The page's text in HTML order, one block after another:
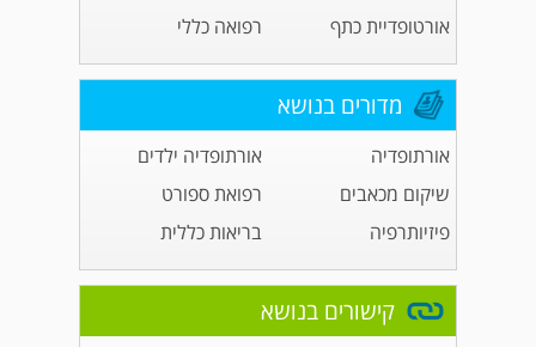
אורטופדיית כתף
רפואה כללי
מדורים בנושא
אורתופדיה
אורתופדיה ילדים
שיקום מכאבים
רפואת ספורט
פיזיותרפיה
בריאות כללית
קישורים בנושא